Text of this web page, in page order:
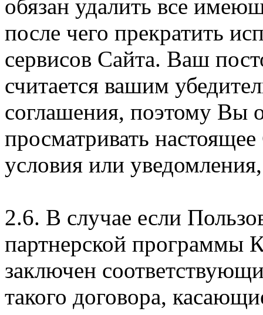
обязан удалить все
после чего прекратить
сервисов Сайта. Ваш
считается вашим
соглашения, поэтому Вы
просматривать
условия или
2.6. В случае если
партнерской программы
заключен
такого договора,